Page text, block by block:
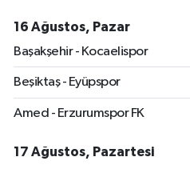
16 Ağustos, Pazar
Başakşehir - Kocaelispor
Beşiktaş - Eyüpspor
Amed - Erzurumspor FK
17 Ağustos, Pazartesi